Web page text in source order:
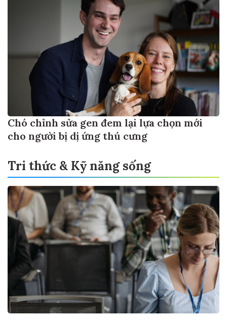
Chó chỉnh sửa gen đem lại lựa chọn mới
cho người bị dị ứng thú cưng
Tri thức & Kỹ năng sống